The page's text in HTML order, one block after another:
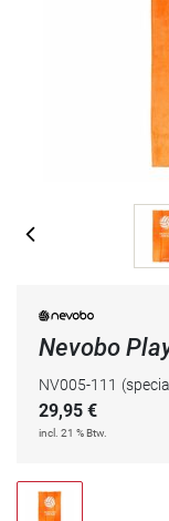
Nevobo
NV005-111
29,95 €
incl. 21 % Btw.